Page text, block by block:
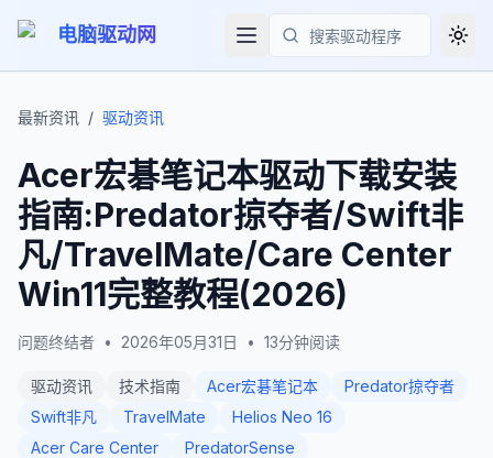
电脑驱动网
搜索
最新资讯 / 驱动资讯
Acer宏碁笔记本驱动下载安装
指南:Predator掠夺者/Swift非
凡/TravelMate/Care Center
Win11完整教程(2026)
问题终结者 • 2026年05月31日 • 13分钟阅读
驱动资讯 技术指南 Acer宏碁笔记本
Predator掠夺者
Swift非凡
TravelMate
Helios Neo 16
Acer Care Center
PredatorSense